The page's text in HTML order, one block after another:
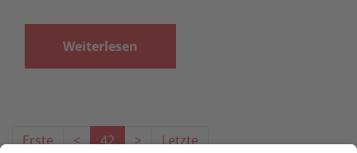
Weiterlesen
Erste < 42 > Letzte